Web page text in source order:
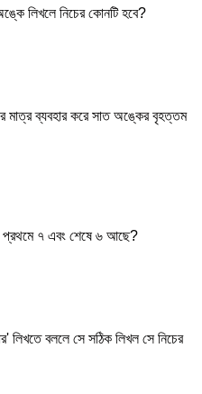
লিখলে নিচের কোনটি হবে?
ব্যবহার করে সাত অঙ্কের বৃহত্তম
প্রথমে ৭ এবং শেষে ৬ আছে?
লিখতে বললে সে সঠিক লিখল সে নিচের